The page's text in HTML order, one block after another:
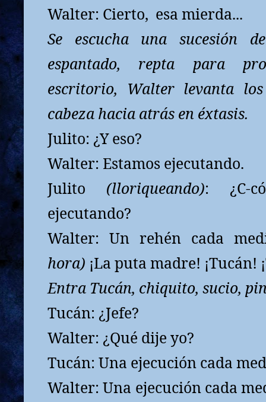
Walter: Cierto, esa mierda...
Se escucha una sucesión
espantado, repta para
escritorio, Walter levanta
cabeza hacia atrás en éxtasis.
Julito: ¿Y eso?
Walter: Estamos ejecutando.
Julito (lloriqueando): ¿C-
ejecutando?
Walter: Un rehén cada
hora) ¡La puta madre! ¡Tucán!
Entra Tucán, chiquito, sucio,
Tucán: ¿Jefe?
Walter: ¿Qué dije yo?
Tucán: Una ejecución cada
Walter: Una ejecución cada